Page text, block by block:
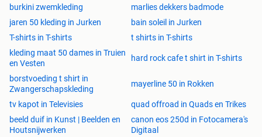
burkini zwemkleding
marlies dekkers badmode
jaren 50 kleding in Jurken
bain soleil in Jurken
T-shirts in T-shirts
t shirts in T-shirts
kleding maat 50 dames in Truien
en Vesten
hard rock cafe t shirt in T-shirts
borstvoeding t shirt in
Zwangerschapskleding
mayerline 50 in Rokken
tv kapot in Televisies
quad offroad in Quads en Trikes
beeld duif in Kunst | Beelden en
Houtsnijwerken
canon eos 250d in Fotocamera's
Digitaal